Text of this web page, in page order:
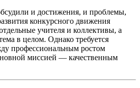
и достижения, и проблемы,
конкурсного движения
учителя и коллективы, а
в целом. Однако требуется
профессиональным ростом
миссией — качественным